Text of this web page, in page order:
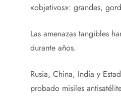
«objetivos»: grandes,
Las amenazas tangibles
durante años.
Rusia, China, India y
probado misiles